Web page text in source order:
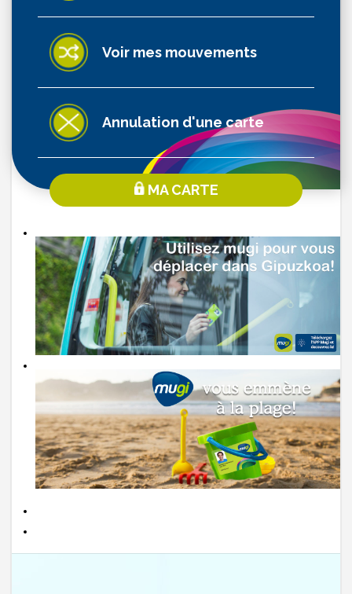
Voir mes mouvements
Annulation d'une carte
MA CARTE